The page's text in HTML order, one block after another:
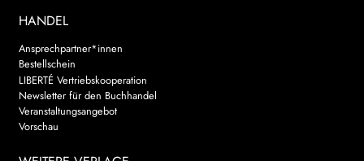
HANDEL
Ansprechpartner*innen
Bestellschein
LIBERTÉ Vertriebskooperation
Newsletter für den Buchhandel
Veranstaltungsangebot
Vorschau